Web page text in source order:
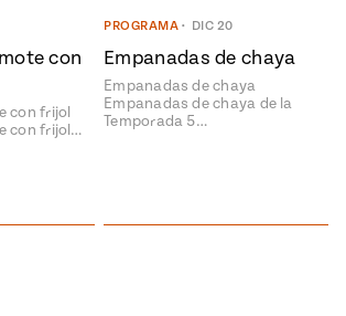
con
con frijol
con frijol…
PROGRAMA • DIC 20
Empanadas de chaya
Empanadas de chaya
Empanadas de chaya de la
Temporada 5…